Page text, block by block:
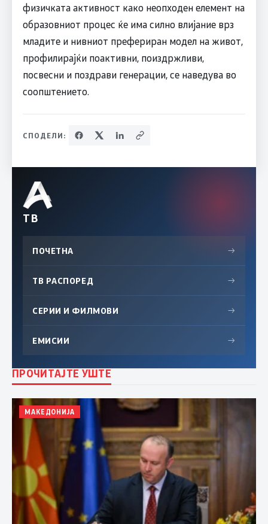
физичката активност како неопходен елемент на
образовниот процес ќе има силно влијание врз
младите и нивниот префериран модел на живот,
профилирајќи поактивни, поиздржливи,
посвесни и поздрави генерации, се наведува во
соопштението.
СПОДЕЛИ:
ТВ
ПОЧЕТНА →
ТВ РАСПОРЕД →
СЕРИИ И ФИЛМОВИ →
ЕМИСИИ →
ПРОЧИТАЈТЕ УШТЕ
МАКЕДОНИЈА